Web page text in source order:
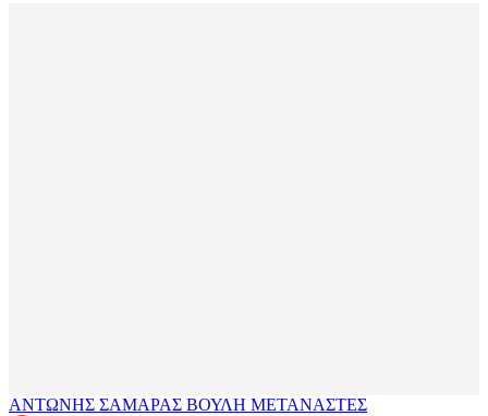
ΑΝΤΩΝΗΣ ΣΑΜΑΡΑΣ ΒΟΥΛΗ ΜΕΤΑΝΑΣΤΕΣ